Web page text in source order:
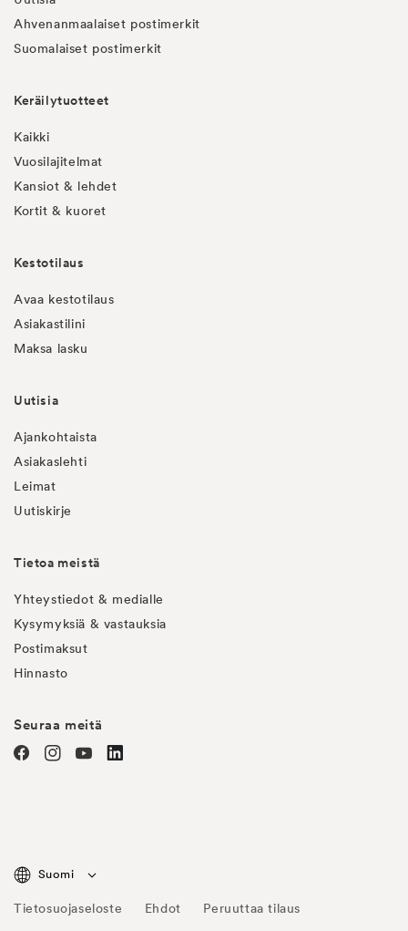
Ahvenanmaalaiset postimerkit
Suomalaiset postimerkit
Keräilytuotteet
Kaikki
Vuosilajitelmat
Kansiot & lehdet
Kortit & kuoret
Kestotilaus
Avaa kestotilaus
Asiakastilini
Maksa lasku
Uutisia
Ajankohtaista
Asiakaslehti
Leimat
Uutiskirje
Tietoa meistä
Yhteystiedot & medialle
Kysymyksiä & vastauksia
Postimaksut
Hinnasto
Seuraa meitä
FacebookInstagramYouTubelinkedin
Suomi
Tietosuojaseloste Ehdot Peruuttaa tilaus